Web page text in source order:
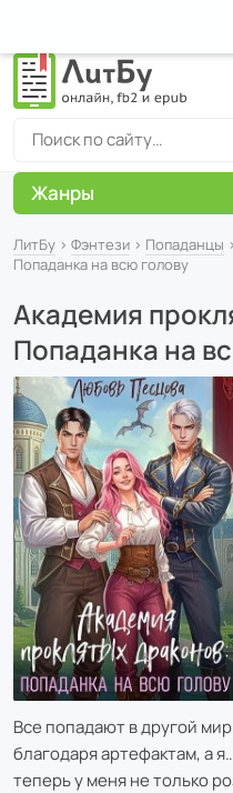
ЛитБу › Фэнтези › Попаданцы
Попаданка на всю голову
Академия
Попаданка на
Все попадают в другой
благодаря артефактам, а
теперь у меня не только
Жанры